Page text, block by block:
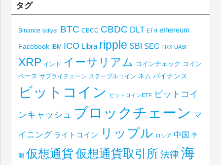
タグ
Binance bitflyer BTC CBCC CBDC DLT ETH ethereum
Facebook IBM ICO Libra ripple SBI SEC TRX UASF
XRP インド イーサリアム コインチェック コイン
ベース サプライチェーン ステーブルコイン ネム バイナンス
ビットコイン ビットコインETF ビットコイ
ンキャッシュ ブロックチェーン マ
イニング ライトコイン リップル ロシア 中国 予
測 仮想通貨仮想通貨取引所 法律 海